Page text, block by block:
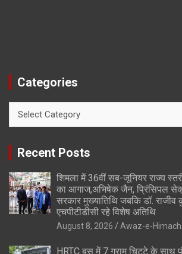
Categories
Recent Posts
शिमला में 36वीं सब-जूनियर राज्य
का आगाज,अभिषेक जैन, प्रिंसिपल
सरकार मुख्यातिथि जबकि डॉ. राजीव
एचपीटीडीसी रहे विशेष अतिथि
August 8, 2026 Awaz-e-
HRTC बस में 7 ग्राम चिट्टे के साथ